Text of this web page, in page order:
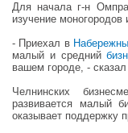
Для начала г-н
изучение
- Приехал в
малый и средний
вашем городе, -
Челнинских
развивается малый
оказывает поддержку